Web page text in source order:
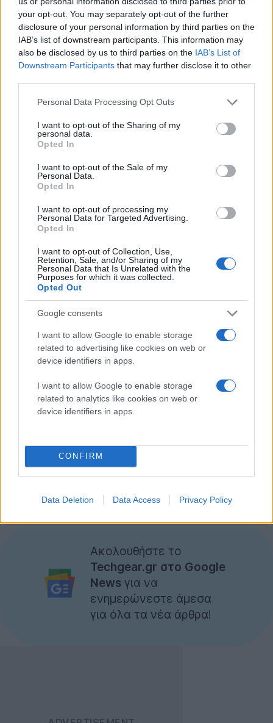
your opt-out. You may separately opt-out of the further
disclosure of your personal information by third parties on the
IAB’s list of downstream participants. This information may
also be disclosed by us to third parties on the IAB’s List of
Downstream Participants that may further disclose it to other
Please note that this website/app uses one or more Google
not limited to your visit or usage behaviour. You may click to
grant or deny consent to Google and its third-party tags to
use your data for below specified purposes in below Google
consent section.
Personal Data Processing Opt Outs
I want to opt-out of the Sharing of my
personal data.
Opted In
I want to opt-out of the Sale of my
Personal Data.
Opted In
I want to opt-out of processing my
Personal Data for Targeted Advertising.
Opted In
I want to opt-out of Collection, Use,
Retention, Sale, and/or Sharing of my
Personal Data that Is Unrelated with the
Purposes for which it was collected.
Opted Out
Google consents
I want to allow Google to enable storage
related to advertising like cookies on web or
device identifiers in apps.
I want to allow Google to enable storage
related to analytics like cookies on web or
device identifiers in apps.
CONFIRM
Data Deletion Data Access Privacy Policy
χορωδία, την περιστροφή του Ήλιου σε ρυθμό tribal
και κατόρθωσε να εντοπίσει μια περιοδική βοή
διάρκειας 27 ημερών, δηλαδή ίδιας διάρκειας με την
περιστροφή του Ηλίου.
Αξίζει να αφιερώσετε λίγο χρόνο για να
παρακολουθήσετε το πολύ ενδιαφέρον video με τον
Alexander να εξηγεί τον τρόπο:
Ακολουθήστε το
Techgear.gr στο Google
News για να
ενημερώνεστε άμεσα
για όλα τα νέα άρθρα!